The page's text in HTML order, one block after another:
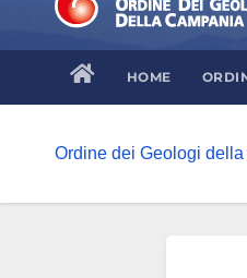
HOME
Ordine dei Geologi